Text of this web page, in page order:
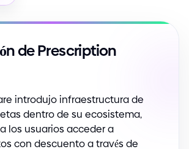
de Prescription
introdujo infraestructura de
dentro de su ecosistema,
los usuarios acceder a
con descuento a través de